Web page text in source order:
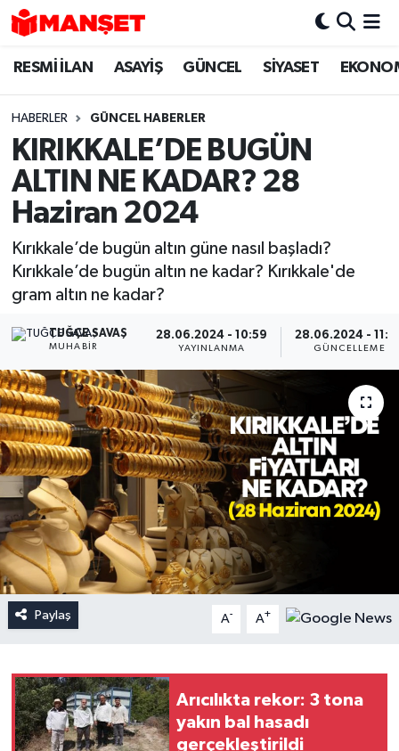
RESMİ İLAN ASAYİŞ GÜNCEL SİYASET
HABERLER GÜNCEL HABERLER
KIRIKKALE’DE BUGÜN
ALTIN NE KADAR? 28
Haziran 2024
Kırıkkale’de bugün altın güne nasıl başladı?
Kırıkkale’de bugün altın ne kadar? Kırıkkale'de
gram altın ne kadar?
TUĞÇE SAVAŞ
MUHABIR
28.06.2024 - 10:59
YAYINLANMA
28.06.2024 -
GÜNCELLEME
Paylaş A- A+
Arıcılıkta rekor: 3 tona
yakın bal hasadı
gerçekleştirildi
Hava Durumu
Trafik Durumu
Süper Lig Puan Durumu ve Fikstür
Tüm Manşetler
Son Dakika Haberleri
Haber Arşivi